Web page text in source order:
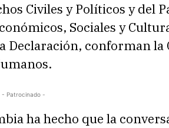
Civiles y Políticos y del
Sociales y
Declaración, conforman la
- Patrocinado -
ha hecho que la